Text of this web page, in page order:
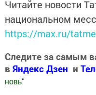
Читайте новости
национальном
https://max.ru/
Следите за самым
в Яндекс Дзен и
новь"